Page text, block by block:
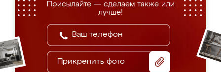
Присылайте — сделаем также или
лучше!
Прикрепить фото